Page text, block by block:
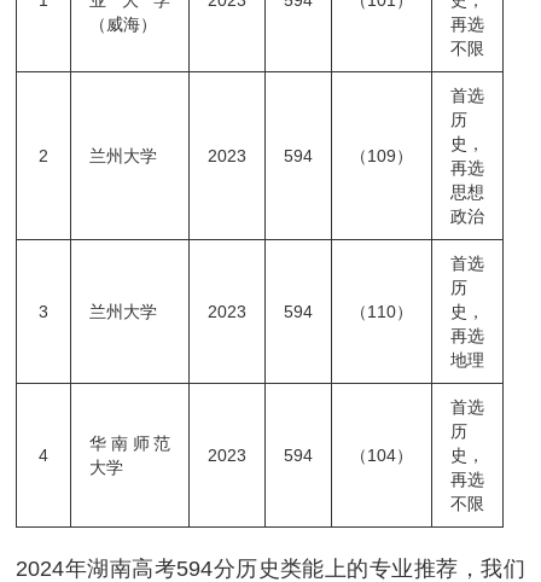
（威海）
再选
不限
2 兰州大学 2023 594 （109）
首选
历
史，
再选
思想
政治
3 兰州大学 2023 594 （110）
首选
历
史，
再选
地理
4
华南师范
大学
2023 594 （104）
首选
历
史，
再选
不限
2024年湖南高考594分历史类能上的专业推荐，我们